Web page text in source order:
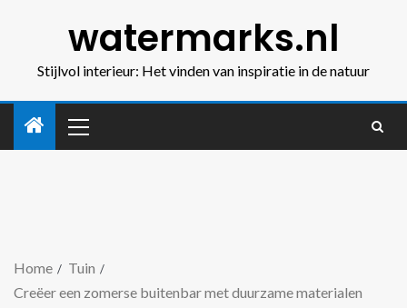
watermarks.nl
Stijlvol interieur: Het vinden van inspiratie in de natuur
Home
Tuin
Creëer een zomerse buitenbar met duurzame materialen